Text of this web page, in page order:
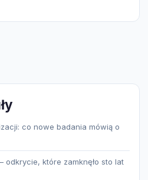
co nowe badania mówią o
odkrycie, które zamknęło sto lat